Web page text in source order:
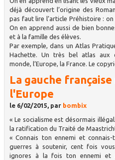
déjà découvert l’origine des
pas faut lire l’article Préhistoire :
On en apprend aussi de bien
et à la famille des élèves.
Par exemple, dans un Atlas
Hachette. Un très bel atlas aux
monde, l’Europe, la France. Le
La gauche
l'Europe
le 6/02/2015, par bombix
« Le socialisme est désormais
la ratification du Traité de
« Connais ton ennemi et
guerres à soutenir, cent fois
ignores à la fois ton ennemi et